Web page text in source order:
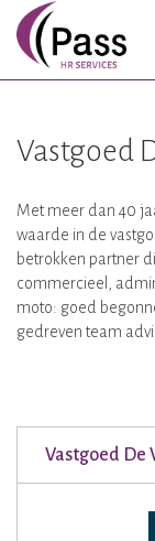
Vastgoed
Met meer dan 40
waarde in de
betrokken partner
commercieel,
moto: goed
gedreven team
Vastgoed De